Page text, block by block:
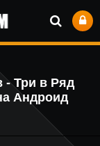
- Три в Ряд
Андроид